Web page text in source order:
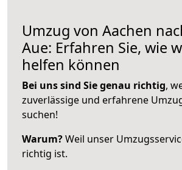
Umzug von Aachen
Aue: Erfahren Sie, wie
helfen können
Bei uns sind Sie genau richtig,
zuverlässige und erfahrene
suchen!
Warum?Weil unser
richtig ist.